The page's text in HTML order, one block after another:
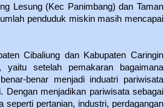
Lesung (Kec Panimbang) dan Taman
penduduk miskin masih mencapai
Cibaliung dan Kabupaten Caringin
setelah pemakaran bagaimana
benar menjadi induatri pariwisata
Dengan menjadikan pariwisata sebagai
pertanian, industri, perdagangan